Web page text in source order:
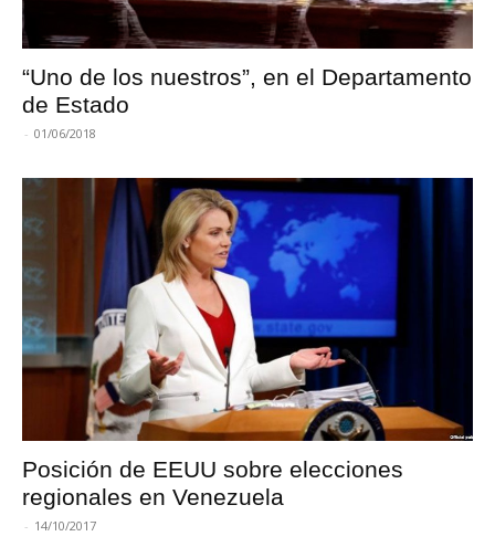
“Uno de los nuestros”, en el Departamento
de Estado
- 01/06/2018
Posición de EEUU sobre elecciones
regionales en Venezuela
- 14/10/2017